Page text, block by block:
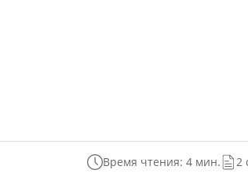
Время чтения: 4 мин.
2